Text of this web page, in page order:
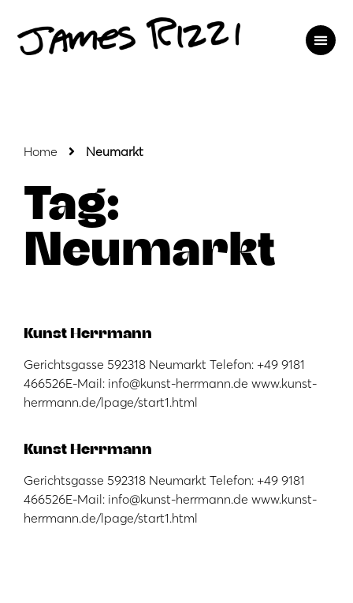
Home Neumarkt
Tag:
Neumarkt
Kunst Herrmann
Gerichtsgasse 592318 Neumarkt Telefon: +49 9181
466526E-Mail: info@kunst-herrmann.de www.kunst-
herrmann.de/lpage/start1.html
Kunst Herrmann
Gerichtsgasse 592318 Neumarkt Telefon: +49 9181
466526E-Mail: info@kunst-herrmann.de www.kunst-
herrmann.de/lpage/start1.html